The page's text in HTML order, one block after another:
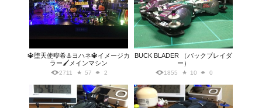
🔱堕天使🎼希⚓ヨハネ🔱イメージカ
ラー🖌️メインマシン
2711 57 2
BUCK BLADER （バックブレイダ
ー）
1855 10 0